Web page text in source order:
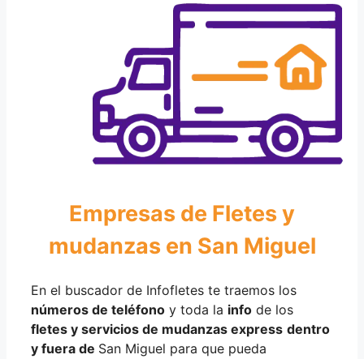
Empresas de Fletes y
mudanzas en San Miguel
En el buscador de Infofletes te traemos los
números de teléfono y toda la info de los
fletes y servicios de mudanzas express dentro
y fuera de San Miguel para que pueda